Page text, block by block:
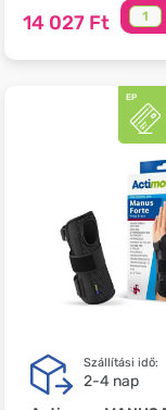
14 027 Ft
Szállítási idő:
2-4 nap